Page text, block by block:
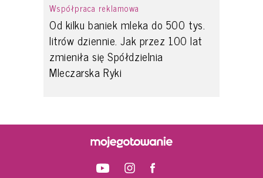
Współpraca reklamowa
Od kilku baniek mleka do 500 tys.
litrów dziennie. Jak przez 100 lat
zmieniła się Spółdzielnia
Mleczarska Ryki